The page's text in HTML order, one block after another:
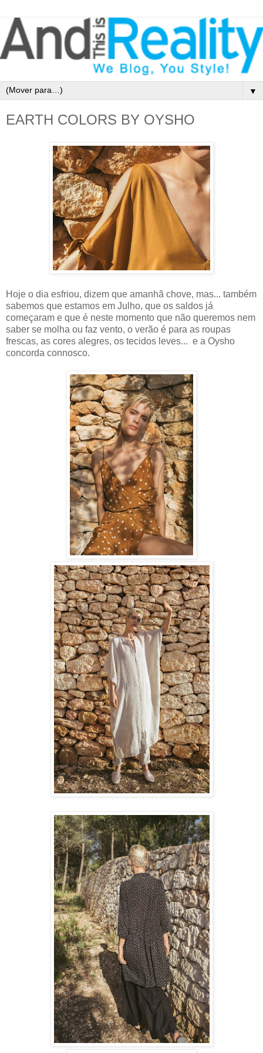
▼
EARTH COLORS BY OYSHO
Hoje o dia esfriou, dizem que amanhã chove, mas... também
sabemos que estamos em Julho, que os saldos já
começaram e que é neste momento que não queremos nem
saber se molha ou faz vento, o verão é para as roupas
frescas, as cores alegres, os tecidos leves... e a Oysho
concorda connosco.